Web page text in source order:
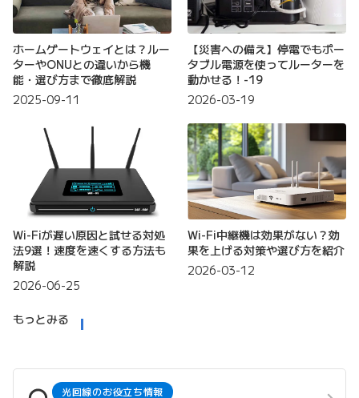
ホームゲートウェイとは？ルー
ターやONUとの違いから機
能・選び方まで徹底解説
2025-09-11
【災害への備え】停電でもポー
タブル電源を使ってルーターを
動かせる！-19
2026-03-19
Wi-Fiが遅い原因と試せる対処
法9選！速度を速くする方法も
解説
2026-06-25
Wi-Fi中継機は効果がない？効
果を上げる対策や選び方を紹介
2026-03-12
もっとみる
光回線のお役立ち情報